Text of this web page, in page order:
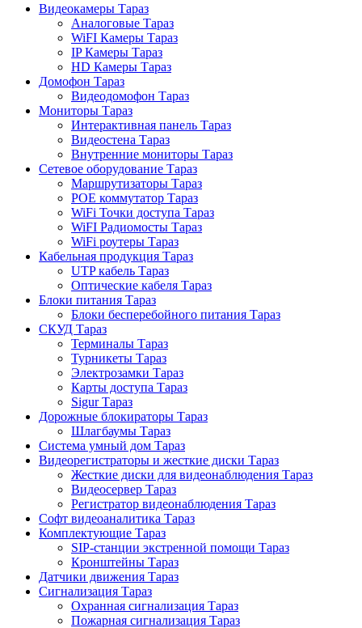
Видеокамеры Тараз
Аналоговые Тараз
WiFI Камеры Тараз
IP Камеры Тараз
HD Камеры Тараз
Домофон Тараз
Видеодомофон Тараз
Мониторы Тараз
Интерактивная панель Тараз
Видеостена Тараз
Внутренние мониторы Тараз
Сетевое оборудование Тараз
Маршрутизаторы Тараз
POE коммутатор Тараз
WiFi Точки доступа Тараз
WiFI Радиомосты Тараз
WiFi роутеры Тараз
Кабельная продукция Тараз
UTP кабель Тараз
Оптические кабеля Тараз
Блоки питания Тараз
Блоки бесперебойного питания Тараз
СКУД Тараз
Терминалы Тараз
Турникеты Тараз
Электрозамки Тараз
Карты доступа Тараз
Sigur Тараз
Дорожные блокираторы Тараз
Шлагбаумы Тараз
Система умный дом Тараз
Видеорегистраторы и жесткие диски Тараз
Жесткие диски для видеонаблюдения Тараз
Видеосервер Тараз
Регистратор видеонаблюдения Тараз
Софт видеоаналитика Тараз
Комплектующие Тараз
SIP-станции экстренной помощи Тараз
Кронштейны Тараз
Датчики движения Тараз
Сигнализация Тараз
Охранная сигнализация Тараз
Пожарная сигнализация Тараз